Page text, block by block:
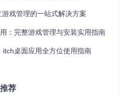
安装Node.js 14+和npm 6+环境，
戏管理的一站式解决方案
：完整游戏管理与安装实用指南
itch桌面应用全方位使用指南
荐